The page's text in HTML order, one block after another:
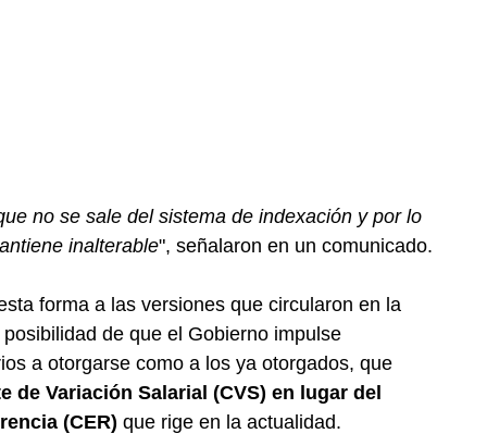
no se sale del sistema de indexación y por lo
inalterable", señalaron en un comunicado.
forma a las versiones que circularon en la
de que el Gobierno impulse
a otorgarse como a los ya otorgados, que
Variación Salarial (CVS) en lugar del
(CER) que rige en la actualidad.